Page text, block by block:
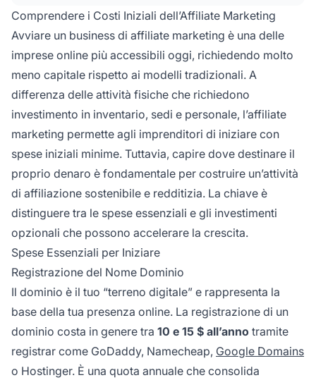
gratuiti da iscrivere.
Comprendere i Costi Iniziali dell’Affiliate Marketing
Avviare un business di affiliate marketing è una delle
imprese online più accessibili oggi, richiedendo molto
meno capitale rispetto ai modelli tradizionali. A
differenza delle attività fisiche che richiedono
investimento in inventario, sedi e personale, l’affiliate
marketing permette agli imprenditori di iniziare con
spese iniziali minime. Tuttavia, capire dove destinare il
proprio denaro è fondamentale per costruire un’attività
di affiliazione sostenibile e redditizia. La chiave è
distinguere tra le spese essenziali e gli investimenti
opzionali che possono accelerare la crescita.
Spese Essenziali per Iniziare
Registrazione del Nome Dominio
Il dominio è il tuo “terreno digitale” e rappresenta la
base della tua presenza online. La registrazione di un
dominio costa in genere tra 10 e 15 $ all’anno tramite
registrar come GoDaddy, Namecheap, Google Domains
o Hostinger. È una quota annuale che consolida